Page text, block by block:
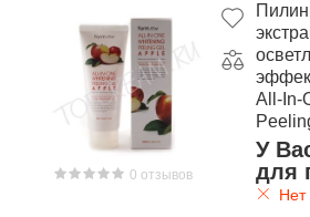
0 отзывов
All-In-
У
для
Нет